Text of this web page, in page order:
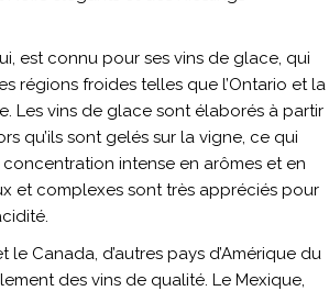
est connu pour ses vins de glace, qui
régions froides telles que l’Ontario et la
Les vins de glace sont élaborés à partir
qu’ils sont gelés sur la vigne, ce qui
intense en arômes et en
et complexes sont très appréciés pour
le Canada, d’autres pays d’Amérique du
des vins de qualité. Le Mexique,